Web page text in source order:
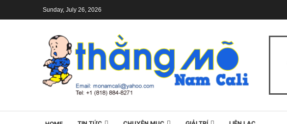
Sunday, July 26, 2026